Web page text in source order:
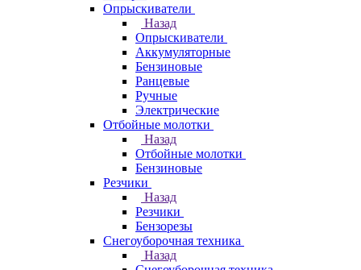
Опрыскиватели
Назад
Опрыскиватели
Аккумуляторные
Бензиновые
Ранцевые
Ручные
Электрические
Отбойные молотки
Назад
Отбойные молотки
Бензиновые
Резчики
Назад
Резчики
Бензорезы
Снегоуборочная техника
Назад